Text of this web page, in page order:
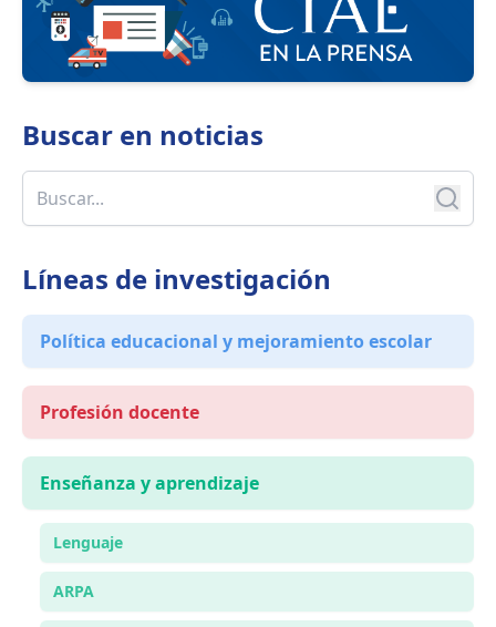
Buscar en noticias
Líneas de investigación
Política educacional y mejoramiento escolar
Profesión docente
Enseñanza y aprendizaje
Lenguaje
ARPA